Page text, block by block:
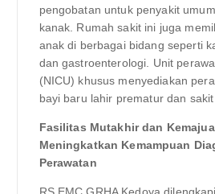
pengobatan untuk penyakit
kanak. Rumah sakit ini juga
anak di berbagai bidang seperti
dan gastroenterologi. Unit
(NICU) khusus menyediakan
bayi baru lahir prematur dan sakit
Fasilitas Mutakhir dan
Meningkatkan Kemampuan
Perawatan